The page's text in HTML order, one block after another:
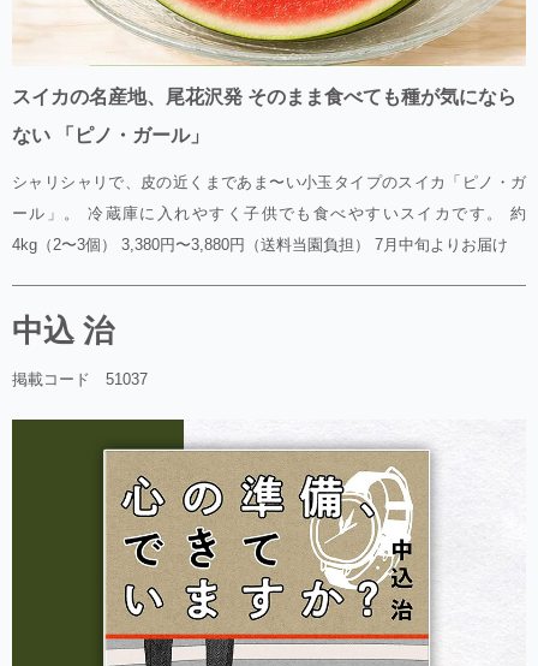
スイカの名産地、尾花沢発 そのまま食べても種が気になら
ない 「ピノ・ガール」
シャリシャリで、皮の近くまであま〜い小玉タイプのスイカ「ピノ・ガ
ール」。 冷蔵庫に入れやすく子供でも食べやすいスイカです。 約
4kg（2〜3個） 3,380円〜3,880円（送料当園負担） 7月中旬よりお届け
中込 治
掲載コード 51037